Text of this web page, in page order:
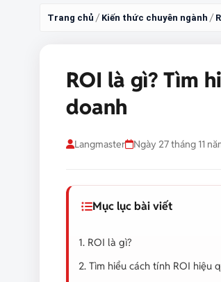
Trang chủ / Kiến thức chuyên ngành /
ROI là gì? Tìm
doanh
Langmaster Ngày 27 tháng 11
Mục lục bài viết
1. ROI là gì?
2. Tìm hiểu cách tính ROI hiệu